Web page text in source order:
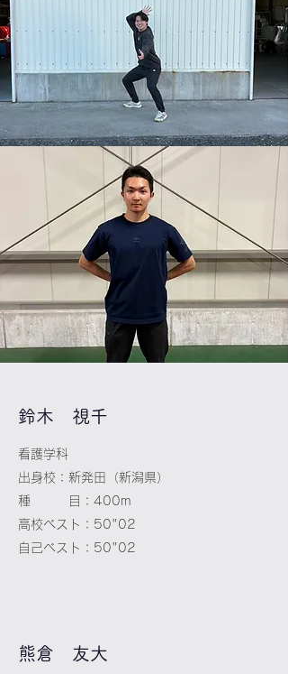
​鈴木 視千
看護学科
出身校：新発田（新潟県）
種 目：400m
高校ベスト：50"02
自己ベスト：50"02
​熊倉 友大